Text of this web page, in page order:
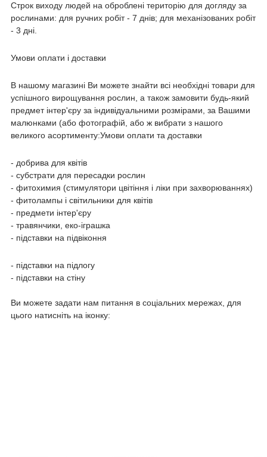
Строк виходу людей на оброблені територію для догляду за
рослинами: для ручних робіт - 7 днів; для механізованих робіт
- 3 дні.
Умови оплати і доставки
В нашому магазині Ви можете знайти всі необхідні товари для
успішного вирощування рослин, а також замовити будь-який
предмет інтер'єру за індивідуальними розмірами, за Вашими
малюнками (або фотографій, або ж вибрати з нашого
великого асортименту:Умови оплати та доставки
- добрива для квітів
- субстрати для пересадки рослин
- фитохимия (стимулятори цвітіння і ліки при захворюваннях)
- фитолампы і світильники для квітів
- предмети інтер'єру
- травянчики, еко-іграшка
- підставки на підвіконня
- підставки на підлогу
- підставки на стіну
Ви можете задати нам питання в соціальних мережах, для
цього натисніть на іконку: